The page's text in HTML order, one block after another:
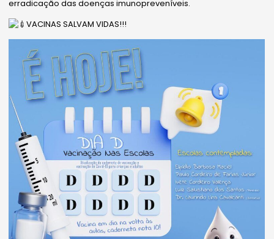
erradicação das doenças imunopreveníveis.
VACINAS SALVAM VIDAS!!!